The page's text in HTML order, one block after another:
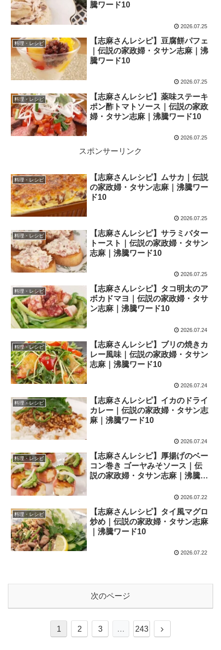
騰ワード10
2026.07.25
料理・レシピ
【志麻さんレシピ】豆腐餅パフェ
｜伝説の家政婦・タサン志麻｜沸
騰ワード10
2026.07.25
料理・レシピ
【志麻さんレシピ】薬味ステーキ
ポン酢トマトソース｜伝説の家政
婦・タサン志麻｜沸騰ワード10
2026.07.25
スポンサーリンク
料理・レシピ
【志麻さんレシピ】ムサカ｜伝説
の家政婦・タサン志麻｜沸騰ワー
ド10
2026.07.25
料理・レシピ
【志麻さんレシピ】サラミバター
トースト｜伝説の家政婦・タサン
志麻｜沸騰ワード10
2026.07.25
料理・レシピ
【志麻さんレシピ】タコ明太のア
ボカドマヨ｜伝説の家政婦・タサ
ン志麻｜沸騰ワード10
2026.07.24
料理・レシピ
【志麻さんレシピ】ブリの焼きカ
レー風味｜伝説の家政婦・タサン
志麻｜沸騰ワード10
2026.07.24
料理・レシピ
【志麻さんレシピ】イカのドライ
カレー｜伝説の家政婦・タサン志
麻｜沸騰ワード10
2026.07.24
料理・レシピ
【志麻さんレシピ】厚揚げのベー
コン巻き ゴーヤみそソース｜伝
説の家政婦・タサン志麻｜沸騰ワ
2026.07.22
料理・レシピ
【志麻さんレシピ】タイ風マグロ
炒め｜伝説の家政婦・タサン志麻
｜沸騰ワード10
2026.07.22
次のページ
1 2 3 … 243
次